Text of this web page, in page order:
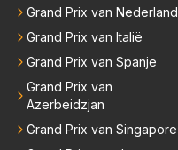
Grand Prix van Nederland
Grand Prix van Italië
Grand Prix van Spanje
Grand Prix van
Azerbeidzjan
Grand Prix van Singapore